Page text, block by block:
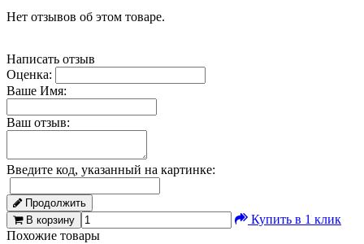
Нет отзывов об этом товаре.
Написать отзыв
Оценка:
Ваше Имя:
Ваш отзыв:
Введите код, указанный на картинке:
Продолжить
В корзину
Купить в 1 клик
Похожие товары